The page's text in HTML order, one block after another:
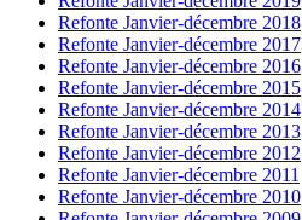
Refonte Janvier-décembre 2018
Refonte Janvier-décembre 2017
Refonte Janvier-décembre 2016
Refonte Janvier-décembre 2015
Refonte Janvier-décembre 2014
Refonte Janvier-décembre 2013
Refonte Janvier-décembre 2012
Refonte Janvier-décembre 2011
Refonte Janvier-décembre 2010